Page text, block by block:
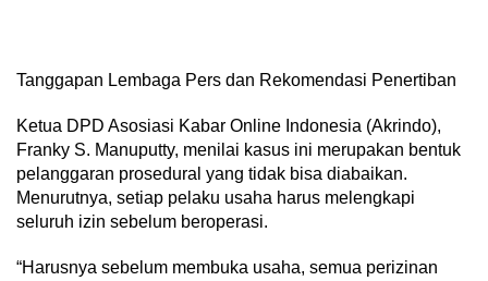
Tanggapan Lembaga Pers dan Rekomendasi Penertiban
Ketua DPD Asosiasi Kabar Online Indonesia (Akrindo),
Franky S. Manuputty, menilai kasus ini merupakan bentuk
pelanggaran prosedural yang tidak bisa diabaikan.
Menurutnya, setiap pelaku usaha harus melengkapi
seluruh izin sebelum beroperasi.
“Harusnya sebelum membuka usaha, semua perizinan